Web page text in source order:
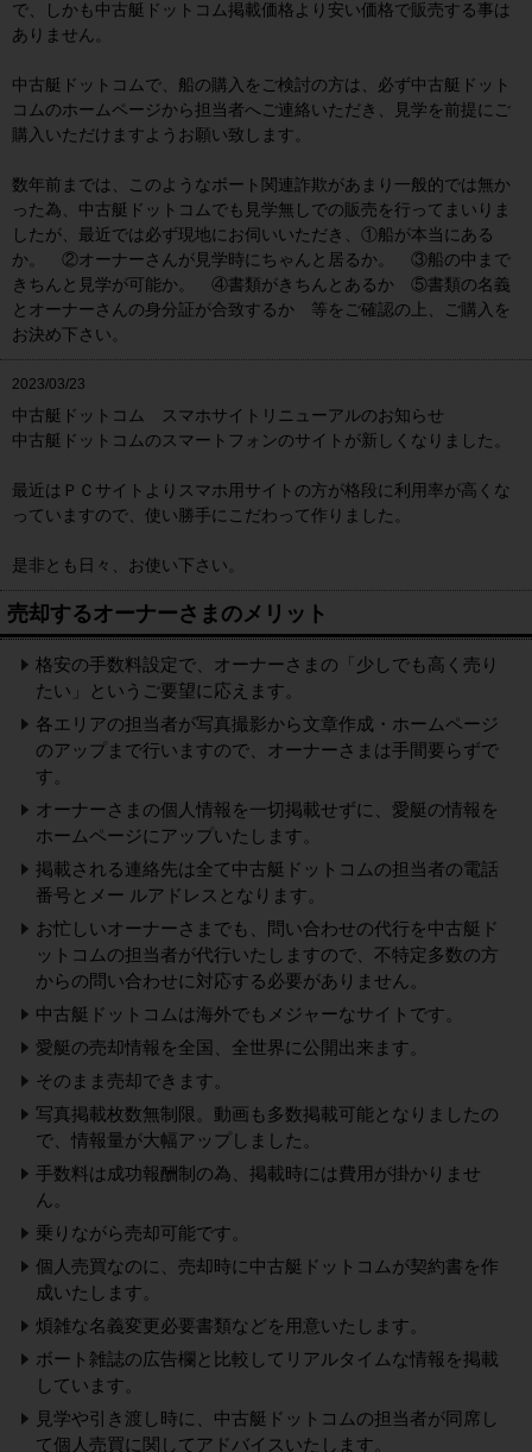
で、しかも中古艇ドットコム掲載価格より安い価格で販売する事は
ありません。
中古艇ドットコムで、船の購入をご検討の方は、必ず中古艇ドット
コムのホームページから担当者へご連絡いただき、見学を前提にご
購入いただけますようお願い致します。
数年前までは、このようなボート関連詐欺があまり一般的では無か
った為、中古艇ドットコムでも見学無しでの販売を行ってまいりま
したが、最近では必ず現地にお伺いいただき、①船が本当にある
か。 ②オーナーさんが見学時にちゃんと居るか。 ③船の中まで
きちんと見学が可能か。 ④書類がきちんとあるか ⑤書類の名義
とオーナーさんの身分証が合致するか 等をご確認の上、ご購入を
お決め下さい。
2023/03/23
中古艇ドットコム スマホサイトリニューアルのお知らせ
中古艇ドットコムのスマートフォンのサイトが新しくなりました。
最近はＰＣサイトよりスマホ用サイトの方が格段に利用率が高くな
っていますので、使い勝手にこだわって作りました。
是非とも日々、お使い下さい。
売却するオーナーさまのメリット
格安の手数料設定で、オーナーさまの「少しでも高く売り
たい」というご要望に応えます。
各エリアの担当者が写真撮影から文章作成・ホームページ
のアップまで行いますので、オーナーさまは手間要らずで
す。
オーナーさまの個人情報を一切掲載せずに、愛艇の情報を
ホームページにアップいたします。
掲載される連絡先は全て中古艇ドットコムの担当者の電話
番号とメー ルアドレスとなります。
お忙しいオーナーさまでも、問い合わせの代行を中古艇ド
ットコムの担当者が代行いたしますので、不特定多数の方
からの問い合わせに対応する必要がありません。
中古艇ドットコムは海外でもメジャーなサイトです。
愛艇の売却情報を全国、全世界に公開出来ます。
そのまま売却できます。
写真掲載枚数無制限。動画も多数掲載可能となりましたの
で、情報量が大幅アップしました。
手数料は成功報酬制の為、掲載時には費用が掛かりませ
ん。
乗りながら売却可能です。
個人売買なのに、売却時に中古艇ドットコムが契約書を作
成いたします。
煩雑な名義変更必要書類などを用意いたします。
ボート雑誌の広告欄と比較してリアルタイムな情報を掲載
しています。
見学や引き渡し時に、中古艇ドットコムの担当者が同席し
て個人売買に関してアドバイスいたします。